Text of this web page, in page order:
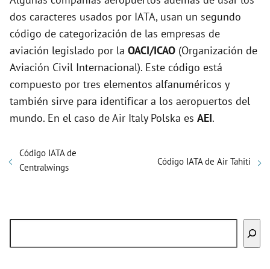
dos caracteres usados por IATA, usan un segundo
código de categorización de las empresas de
aviación legislado por la OACI/ICAO (Organización de
Aviación Civil Internacional). Este código está
compuesto por tres elementos alfanuméricos y
también sirve para identificar a los aeropuertos del
mundo. En el caso de Air Italy Polska es AEI.
Código IATA de
Centralwings
Código IATA de Air Tahiti